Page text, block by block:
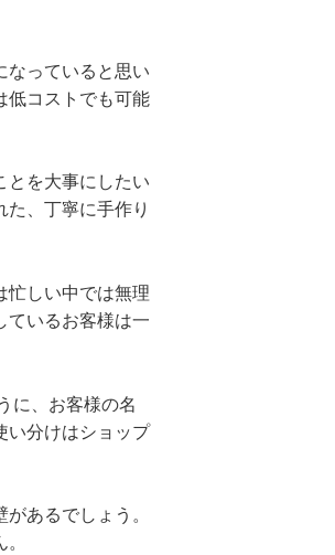
なっていると思い
低コストでも可能
とを大事にしたい
、丁寧に手作り
忙しい中では無理
ているお客様は一
に、お客様の名
い分けはショップ
あるでしょう。